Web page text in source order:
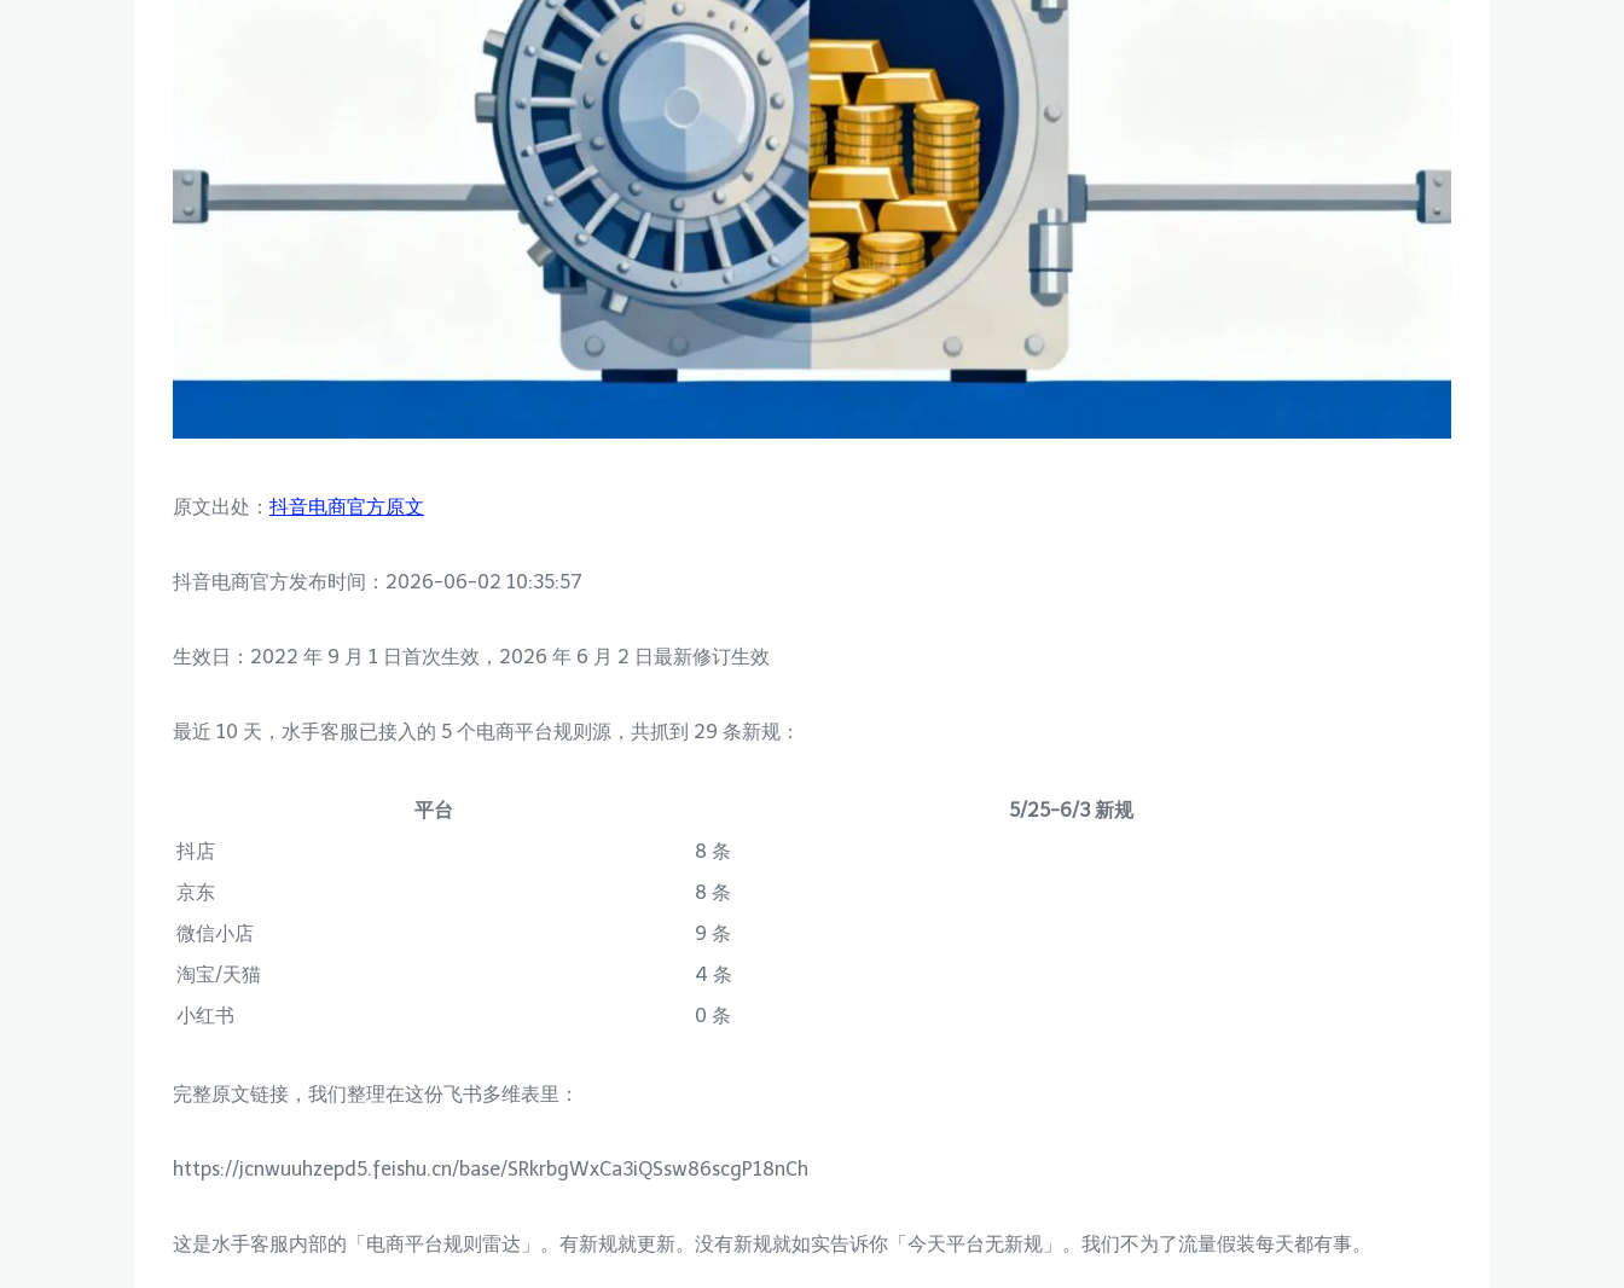
原文出处： 抖音电商官方原文
抖音电商官方发布时间：2026-06-02 10:35:57
生效日：2022 年 9 月 1 日首次生效，2026 年 6 月 2 日最新修订生效
最近 10 天，水手客服已接入的 5 个电商平台规则源，共抓到 29 条新规：
平台
5/25-6/3 新规
抖店
8 条
京东
8 条
微信小店
9 条
淘宝/天猫
4 条
小红书
0 条
完整原文链接，我们整理在这份飞书多维表里：
https://jcnwuuhzepd5.feishu.cn/base/SRkrbgWxCa3iQSsw86scgP18nCh
这是水手客服内部的「电商平台规则雷达」。有新规就更新。没有新规就如实告诉你「今天平台无新规」。我们不为了流量假装每天都有事。